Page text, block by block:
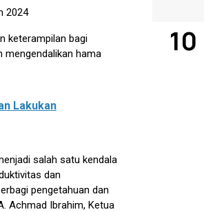
2024
keterampilan bagi
mengendalikan hama
Lakukan
salah satu kendala
dan
pengetahuan dan
Achmad Ibrahim, Ketua